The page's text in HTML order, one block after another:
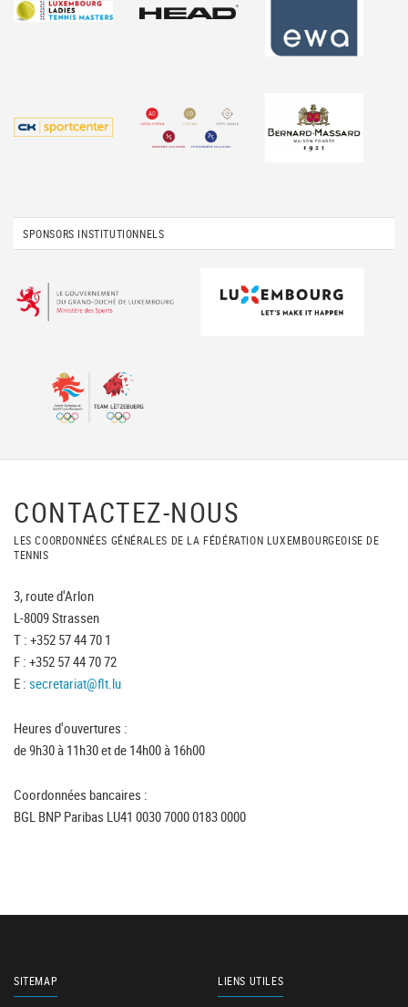
SPONSORS INSTITUTIONNELS
CONTACTEZ-NOUS
LES COORDONNÉES GÉNÉRALES DE LA FÉDÉRATION LUXEMBOURGEOISE DE
TENNIS
3, route d'Arlon
L-8009 Strassen
T : +352 57 44 70 1
F : +352 57 44 70 72
E : secretariat@flt.lu
Heures d'ouvertures :
de 9h30 à 11h30 et de 14h00 à 16h00
Coordonnées bancaires :
BGL BNP Paribas LU41 0030 7000 0183 0000
SITEMAP LIENS UTILES